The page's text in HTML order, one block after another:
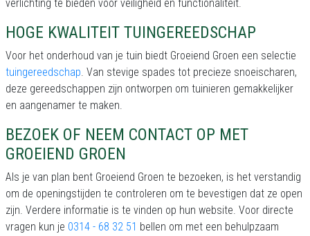
verlichting te bieden voor veiligheid en functionaliteit.
HOGE KWALITEIT TUINGEREEDSCHAP
Voor het onderhoud van je tuin biedt Groeiend Groen een selectie
tuingereedschap. Van stevige spades tot precieze snoeischaren,
deze gereedschappen zijn ontworpen om tuinieren gemakkelijker
en aangenamer te maken.
BEZOEK OF NEEM CONTACT OP MET
GROEIEND GROEN
Als je van plan bent Groeiend Groen te bezoeken, is het verstandig
om de openingstijden te controleren om te bevestigen dat ze open
zijn. Verdere informatie is te vinden op hun website. Voor directe
vragen kun je 0314 - 68 32 51 bellen om met een behulpzaam